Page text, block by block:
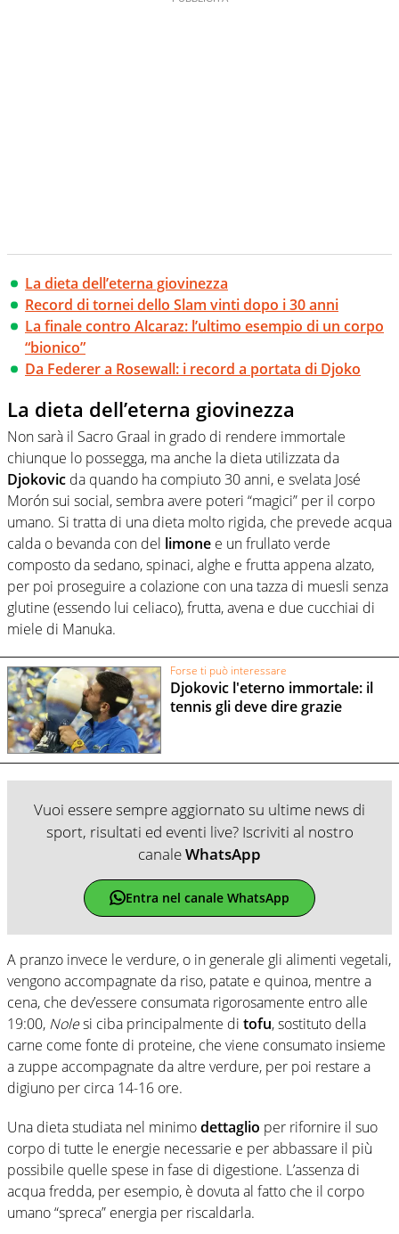
La dieta dell’eterna giovinezza
Record di tornei dello Slam vinti dopo i 30 anni
La finale contro Alcaraz: l’ultimo esempio di un corpo
“bionico”
Da Federer a Rosewall: i record a portata di Djoko
La dieta dell’eterna giovinezza
Non sarà il Sacro Graal in grado di rendere immortale
chiunque lo possegga, ma anche la dieta utilizzata da
Djokovic da quando ha compiuto 30 anni, e svelata José
Morón sui social, sembra avere poteri “magici” per il corpo
umano. Si tratta di una dieta molto rigida, che prevede acqua
calda o bevanda con del limone e un frullato verde
composto da sedano, spinaci, alghe e frutta appena alzato,
per poi proseguire a colazione con una tazza di muesli senza
glutine (essendo lui celiaco), frutta, avena e due cucchiai di
miele di Manuka.
Forse ti può interessare
Djokovic l'eterno immortale: il
tennis gli deve dire grazie
Vuoi essere sempre aggiornato su ultime news di
sport, risultati ed eventi live? Iscriviti al nostro
canaleWhatsApp
Entra nel canale WhatsApp
A pranzo invece le verdure, o in generale gli alimenti vegetali,
vengono accompagnate da riso, patate e quinoa, mentre a
cena, che dev’essere consumata rigorosamente entro alle
19:00, Nolesi ciba principalmente di tofu, sostituto della
carne come fonte di proteine, che viene consumato insieme
a zuppe accompagnate da altre verdure, per poi restare a
digiuno per circa 14-16 ore.
Una dieta studiata nel minimodettaglio per rifornire il suo
corpo di tutte le energie necessarie e per abbassare il più
possibile quelle spese in fase di digestione. L’assenza di
acqua fredda, per esempio, è dovuta al fatto che il corpo
umano “spreca” energia per riscaldarla.